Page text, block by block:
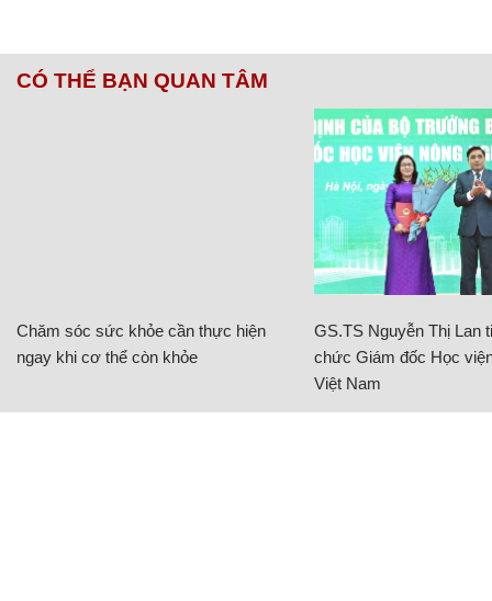
CÓ THỂ BẠN QUAN TÂM
Chăm sóc sức khỏe cần thực hiện
ngay khi cơ thể còn khỏe
GS.TS Nguyễn Thị Lan
chức Giám đốc Học
Việt Nam